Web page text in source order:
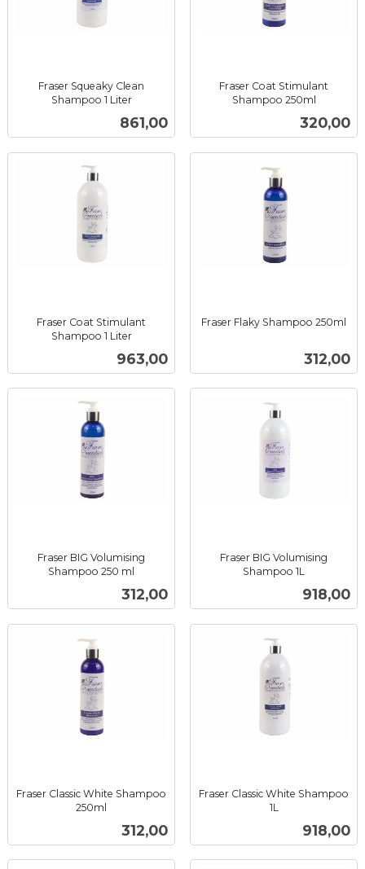
Fraser Squeaky Clean
Shampoo 1 Liter
Pris
861,00
Fraser Coat Stimulant
Shampoo 250ml
Pris
320,00
Fraser Coat Stimulant
Shampoo 1 Liter
Pris
963,00
Fraser Flaky Shampoo 250ml
Pris
312,00
Fraser BIG Volumising
Shampoo 250 ml
Pris
312,00
Fraser BIG Volumising
Shampoo 1L
Pris
918,00
Fraser Classic White Shampoo
250ml
Pris
312,00
Fraser Classic White Shampoo
1L
Pris
918,00